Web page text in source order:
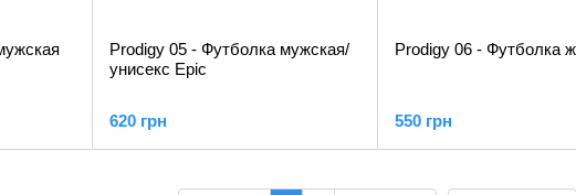
Prodigy 05 - Футболка мужская/
унисекс Epic
620 грн
Prodigy 06 - Футболка
550 грн